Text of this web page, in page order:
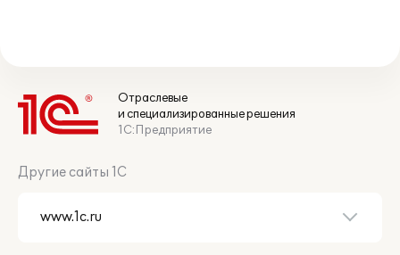
Отраслевые
и специализированные решения
1С:Предприятие
Другие сайты 1С